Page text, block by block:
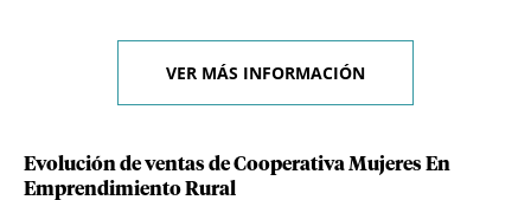
VER MÁS INFORMACIÓN
Evolución de ventas de Cooperativa Mujeres En
Emprendimiento Rural